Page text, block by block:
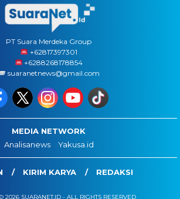
PT Suara Merdeka Group
‪+62817397301
+6288268178854
suaranetnews@gmail.com
MEDIA NETWORK
Analisanews
Yakusa.id
KIRIM KARYA REDAKSI
2026 SUARANET.ID - ALL RIGHTS RESERVED